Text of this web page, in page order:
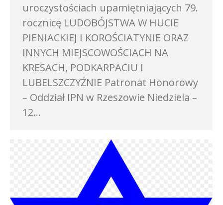
uroczystościach upamiętniających 79.
rocznicę LUDOBÓJSTWA W HUCIE
PIENIACKIEJ I KOROŚCIATYNIE ORAZ
INNYCH MIEJSCOWOŚCIACH NA
KRESACH, PODKARPACIU I
LUBELSZCZYŹNIE Patronat Honorowy
– Oddział IPN w Rzeszowie Niedziela –
12…